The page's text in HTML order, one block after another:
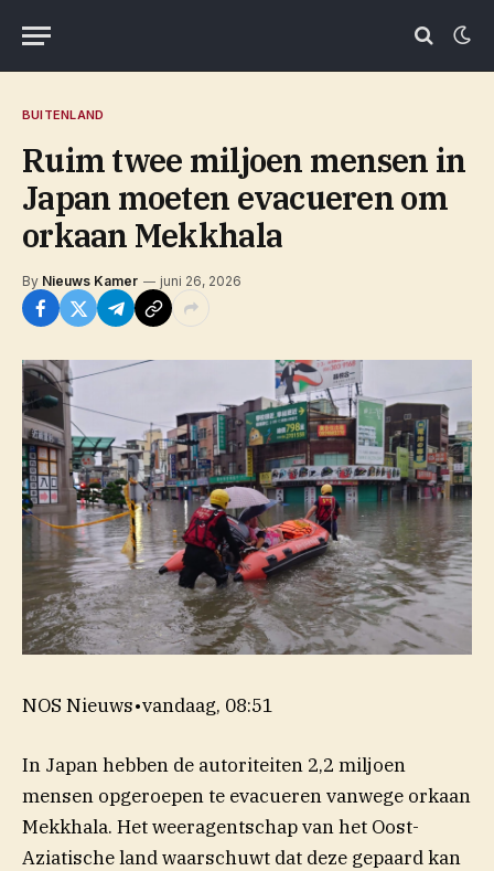
BUITENLAND
Ruim twee miljoen mensen in
Japan moeten evacueren om
orkaan Mekkhala
By Nieuws Kamer juni 26, 2026
NOS Nieuws•vandaag, 08:51
In Japan hebben de autoriteiten 2,2 miljoen
mensen opgeroepen te evacueren vanwege orkaan
Mekkhala. Het weeragentschap van het Oost-
Aziatische land waarschuwt dat deze gepaard kan